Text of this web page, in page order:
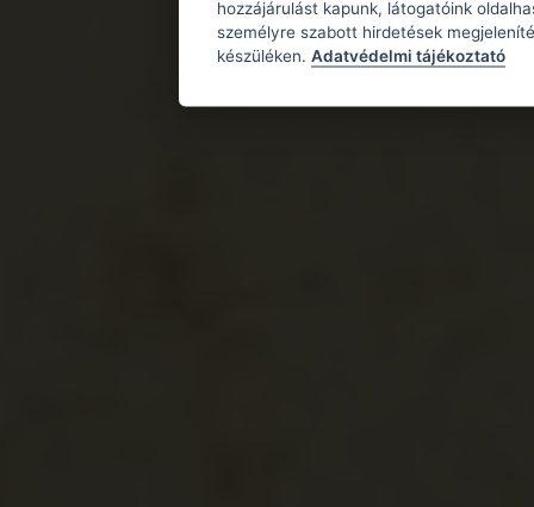
hozzájárulást kapunk, látogatóink
személyre szabott hirdetések
készüléken. Adatvédelmi tájékoztató